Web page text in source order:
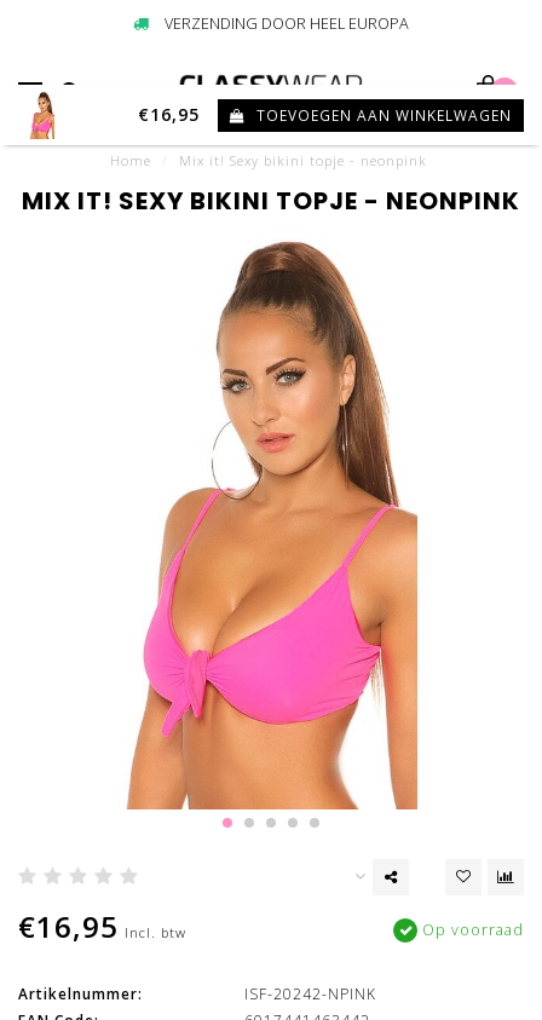
VERZENDING DOOR HEEL EUROPA
Home Mix it! Sexy bikini topje - neonpink
€16,95 TOEVOEGEN AAN WINKELWAGEN
MIX IT! SEXY BIKINI TOPJE - NEONPINK
€16,95 Incl. btw Op voorraad
Artikelnummer:
ISF-20242-NPINK